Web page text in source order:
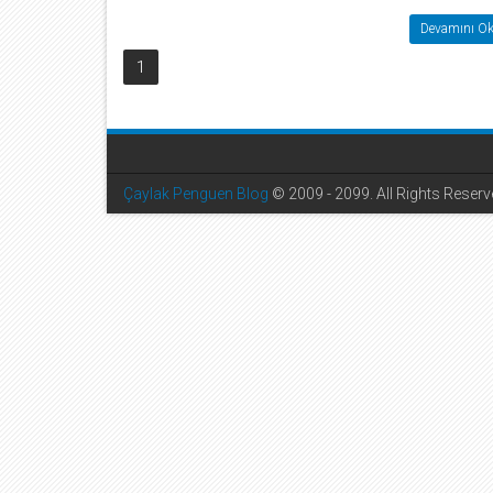
Devamını
1
Çaylak Penguen Blog © 2009 - 2099. All Rights